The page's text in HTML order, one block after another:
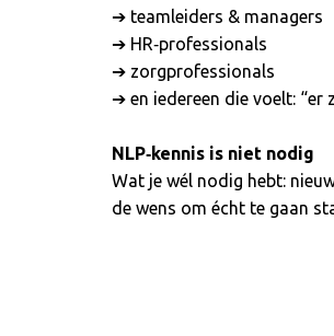
➔ teamleiders & managers
➔ HR‑professionals
➔ zorgprofessionals
➔ en iedereen die voelt: “er
NLP‑kennis is niet nodig
Wat je wél nodig hebt:
de wens om écht te gaan